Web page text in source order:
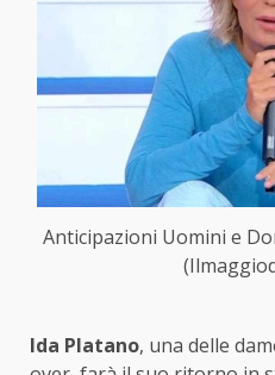
Anticipazioni Uomini e
Ida Platano, una delle